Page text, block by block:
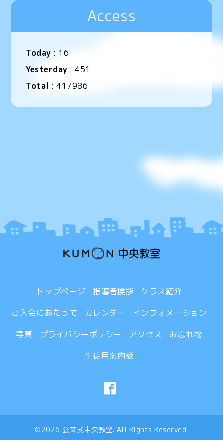
Access
Today : 16
Yesterday :451
Total :417986
トップページ 指導者挨拶
クラス紹介
ご入会にあたって
カレンダー
インフォメーション
写真
プライバシーポリシー アクセス
お忘れ物
生徒用案内板
©2026 公文式中央教室. All Rights Reserved.